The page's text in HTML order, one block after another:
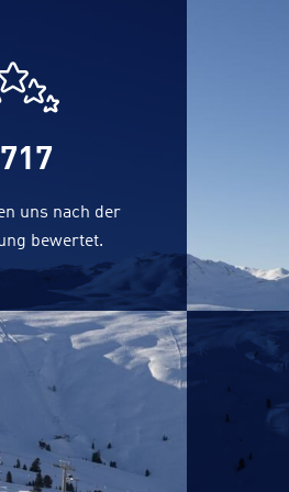
uns nach der
bewertet.